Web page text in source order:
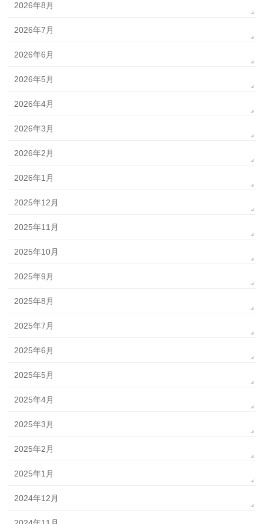
2026年8月
2026年7月
2026年6月
2026年5月
2026年4月
2026年3月
2026年2月
2026年1月
2025年12月
2025年11月
2025年10月
2025年9月
2025年8月
2025年7月
2025年6月
2025年5月
2025年4月
2025年3月
2025年2月
2025年1月
2024年12月